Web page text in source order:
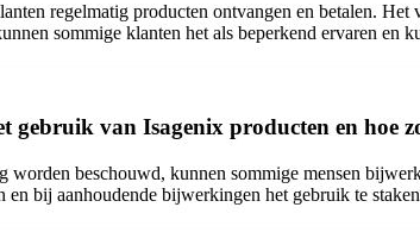
regelmatig producten ontvangen en betalen.
sommige klanten het als beperkend ervaren
van Isagenix producten en hoe
beschouwd, kunnen sommige mensen
bij aanhoudende bijwerkingen het gebruik te